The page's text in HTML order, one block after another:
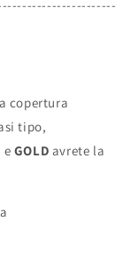
copertura
tipo,
e GOLD avrete la